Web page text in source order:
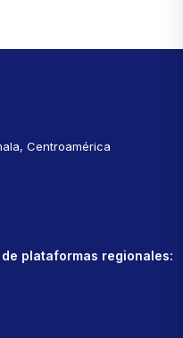
Centroamérica
plataformas regionales: